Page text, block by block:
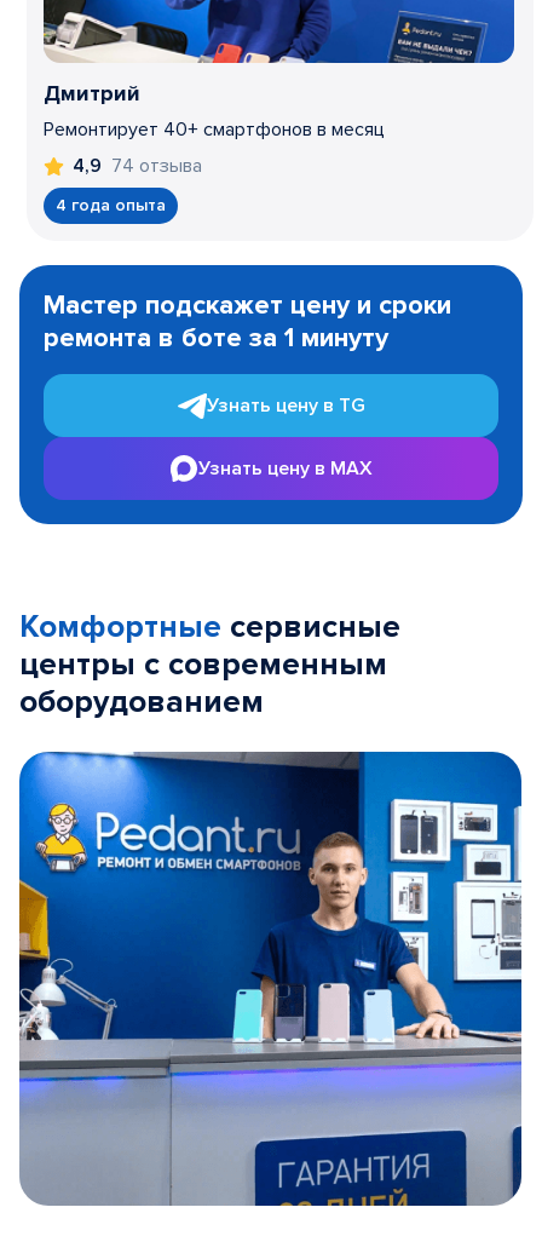
Дмитрий
Ремонтирует 40+ смартфонов в месяц
4,9 74 отзыва
4 года опыта
1
Мастер подскажет цену и сроки
ремонта в боте за 1 минуту
Узнать цену в TG
Узнать цену в MAX
Комфортные сервисные
центры с современным
оборудованием